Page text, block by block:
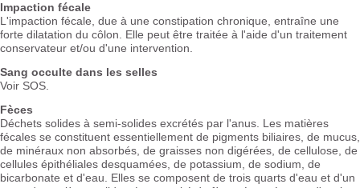
Impaction fécale
L'impaction fécale, due à une constipation chronique, entraîne une
forte dilatation du côlon. Elle peut être traitée à l'aide d'un traitement
conservateur et/ou d'une intervention.
Sang occulte dans les selles
Voir SOS.
Fèces
Déchets solides à semi-solides excrétés par l'anus. Les matières
fécales se constituent essentiellement de pigments biliaires, de mucus,
de minéraux non absorbés, de graisses non digérées, de cellulose, de
cellules épithéliales desquamées, de potassium, de sodium, de
bicarbonate et d'eau. Elles se composent de trois quarts d'eau et d'un